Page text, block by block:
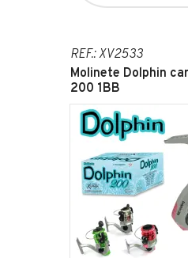
REF.: XV2533
Molinete Dolphin
200 1BB